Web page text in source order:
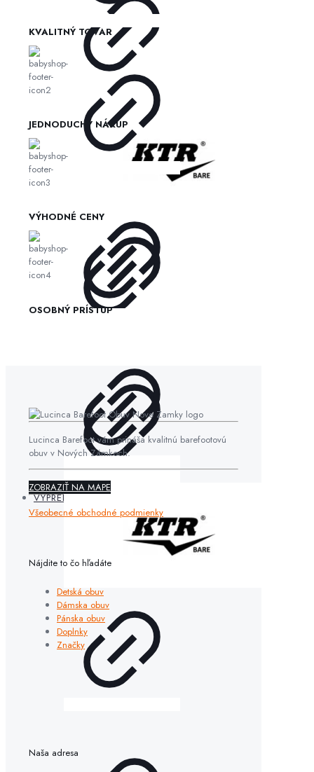
VÝPREDAJ
KVALITNÝ TOVAR
JEDNODUCHÝ NÁKUP
VÝHODNÉ CENY
OSOBNÝ PRÍSTUP
Lucinca Barefoot vám prináša kvalitnú barefootovú
obuv v Nových Zámkoch.
ZOBRAZIŤ NA MAPE
Všeobecné obchodné podmienky
Nájdite to čo hľadáte
Detská obuv
Dámska obuv
Pánska obuv
Doplnky
Značky
Naša adresa